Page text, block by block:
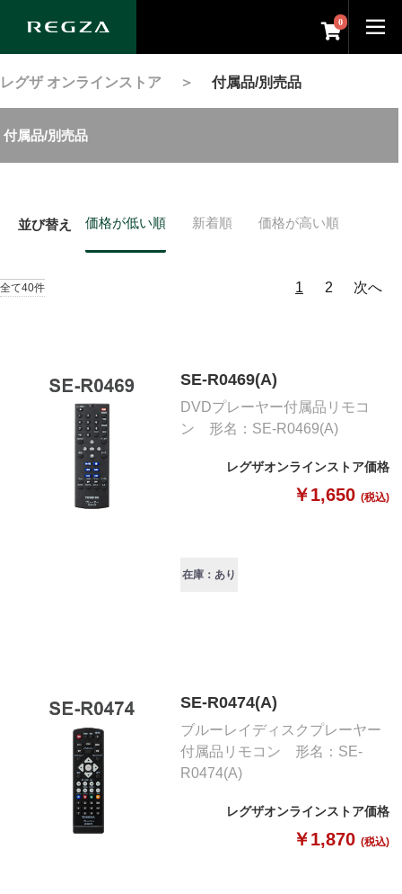
0
レグザ オンラインストア ＞ 付属品/別売品
付属品/別売品
並び替え 価格が低い順 新着順 価格が高い順
全て40件 1 2 次へ
SE-R0469(A)
DVDプレーヤー付属品リモコ
ン 形名：SE-R0469(A)
レグザオンラインストア価格
￥1,650 (税込)
在庫：あり
SE-R0474(A)
ブルーレイディスクプレーヤー
付属品リモコン 形名：SE-
R0474(A)
レグザオンラインストア価格
￥1,870 (税込)